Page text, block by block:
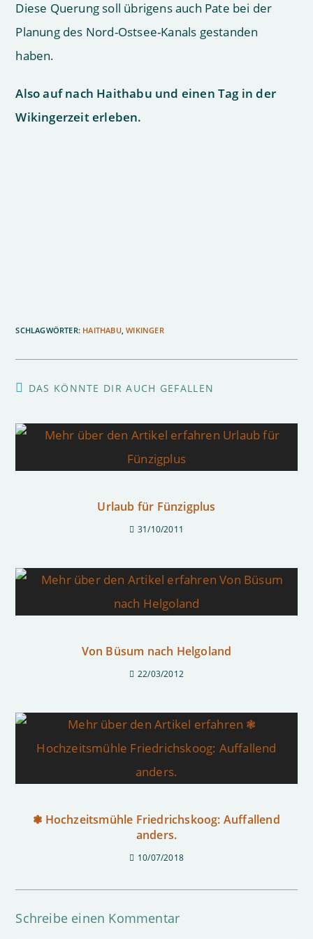
Diese Querung soll übrigens auch Pate bei der
Planung des Nord-Ostsee-Kanals gestanden
haben.
Also auf nach Haithabu und einen Tag in der
Wikingerzeit erleben.
SCHLAGWÖRTER: HAITHABU, WIKINGER
DAS KÖNNTE DIR AUCH GEFALLEN
Urlaub für Fünzigplus
31/10/2011
Von Büsum nach Helgoland
22/03/2012
❃ Hochzeitsmühle Friedrichskoog: Auffallend
anders.
10/07/2018
Schreibe einen Kommentar